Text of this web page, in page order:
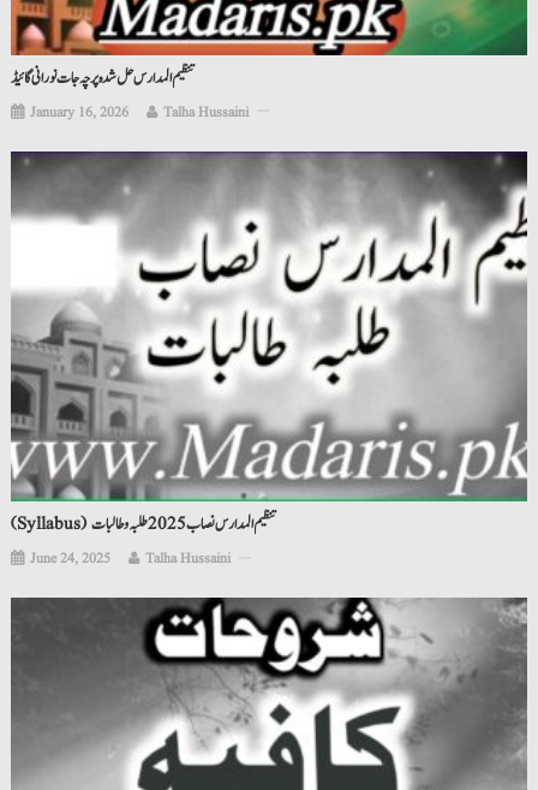
تنظیم المدارس حل شدہ پرچہ جات نورانی گائیڈ
January 16, 2026 Talha Hussaini
(Syllabus) تنظیم المدارس نصاب 2025 طلبہ و طالبات
June 24, 2025 Talha Hussaini